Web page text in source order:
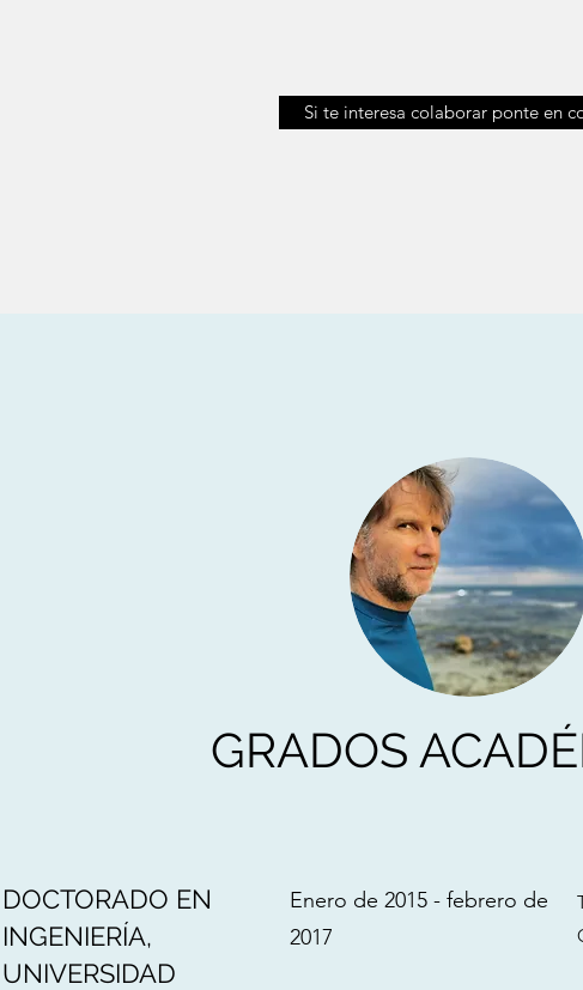
Si te interesa colaborar ponte en
GRADOS
DOCTORADO EN
INGENIERÍA,
UNIVERSIDAD
Enero de 2015 - febrero de
2017